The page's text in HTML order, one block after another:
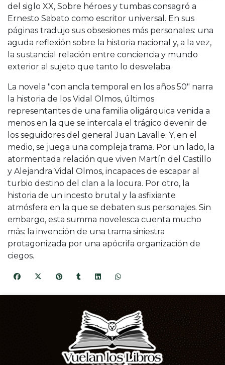
del siglo XX, Sobre héroes y tumbas consagró a
Ernesto Sabato como escritor universal. En sus
páginas tradujo sus obsesiones más personales: una
aguda reflexión sobre la historia nacional y, a la vez,
la sustancial relación entre conciencia y mundo
exterior al sujeto que tanto lo desvelaba.
La novela "con ancla temporal en los años 50" narra
la historia de los Vidal Olmos, últimos
representantes de una familia oligárquica venida a
menos en la que se intercala el trágico devenir de
los seguidores del general Juan Lavalle. Y, en el
medio, se juega una compleja trama. Por un lado, la
atormentada relación que viven Martín del Castillo
y Alejandra Vidal Olmos, incapaces de escapar al
turbio destino del clan a la locura. Por otro, la
historia de un incesto brutal y la asfixiante
atmósfera en la que se debaten sus personajes. Sin
embargo, esta summa novelesca cuenta mucho
más: la invención de una trama siniestra
protagonizada por una apócrifa organización de
ciegos.